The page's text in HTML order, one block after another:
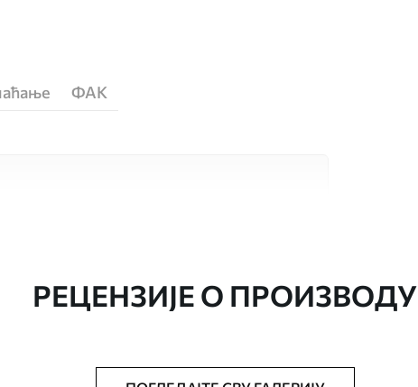
ФАК
РЕЦЕНЗИЈЕ О ПРОИЗВОДУ